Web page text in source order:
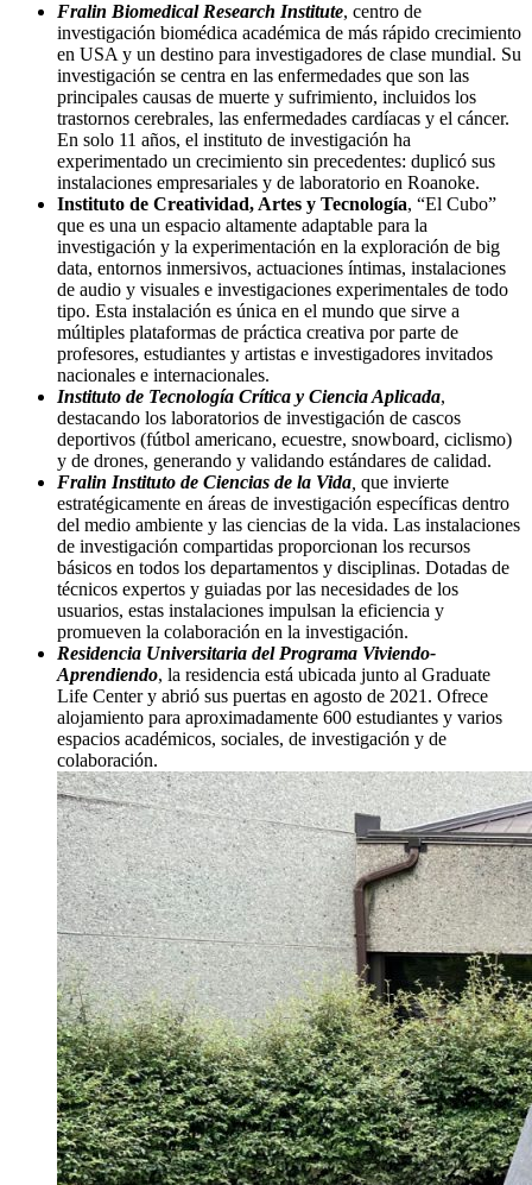
Fralin Biomedical Research Institute, centro de
investigación biomédica académica de más rápido crecimiento
en USA y un destino para investigadores de clase mundial. Su
investigación se centra en las enfermedades que son las
principales causas de muerte y sufrimiento, incluidos los
trastornos cerebrales, las enfermedades cardíacas y el cáncer.
En solo 11 años, el instituto de investigación ha
experimentado un crecimiento sin precedentes: duplicó sus
instalaciones empresariales y de laboratorio en Roanoke.
Instituto de Creatividad, Artes y Tecnología, “El Cubo”
que es una un espacio altamente adaptable para la
investigación y la experimentación en la exploración de big
data, entornos inmersivos, actuaciones íntimas, instalaciones
de audio y visuales e investigaciones experimentales de todo
tipo. Esta instalación es única en el mundo que sirve a
múltiples plataformas de práctica creativa por parte de
profesores, estudiantes y artistas e investigadores invitados
nacionales e internacionales.
Instituto de Tecnología Crítica y Ciencia Aplicada,
destacando los laboratorios de investigación de cascos
deportivos (fútbol americano, ecuestre, snowboard, ciclismo)
y de drones, generando y validando estándares de calidad.
Fralin Instituto de Ciencias de la Vida, que invierte
estratégicamente en áreas de investigación específicas dentro
del medio ambiente y las ciencias de la vida. Las instalaciones
de investigación compartidas proporcionan los recursos
básicos en todos los departamentos y disciplinas. Dotadas de
técnicos expertos y guiadas por las necesidades de los
usuarios, estas instalaciones impulsan la eficiencia y
promueven la colaboración en la investigación.
Residencia Universitaria del Programa Viviendo-
Aprendiendo, la residencia está ubicada junto al Graduate
Life Center y abrió sus puertas en agosto de 2021. Ofrece
alojamiento para aproximadamente 600 estudiantes y varios
espacios académicos, sociales, de investigación y de
colaboración.